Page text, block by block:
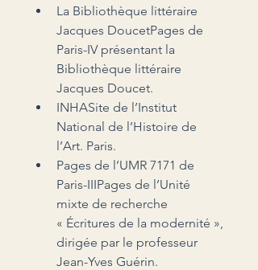
La Bibliothèque littéraire
Jacques DoucetPages de
Paris-IV présentant la
Bibliothèque littéraire
Jacques Doucet.
INHASite de l’Institut
National de l’Histoire de
l’Art. Paris.
Pages de l’UMR 7171 de
Paris-IIIPages de l’Unité
mixte de recherche
« Écritures de la modernité »,
dirigée par le professeur
Jean-Yves Guérin.